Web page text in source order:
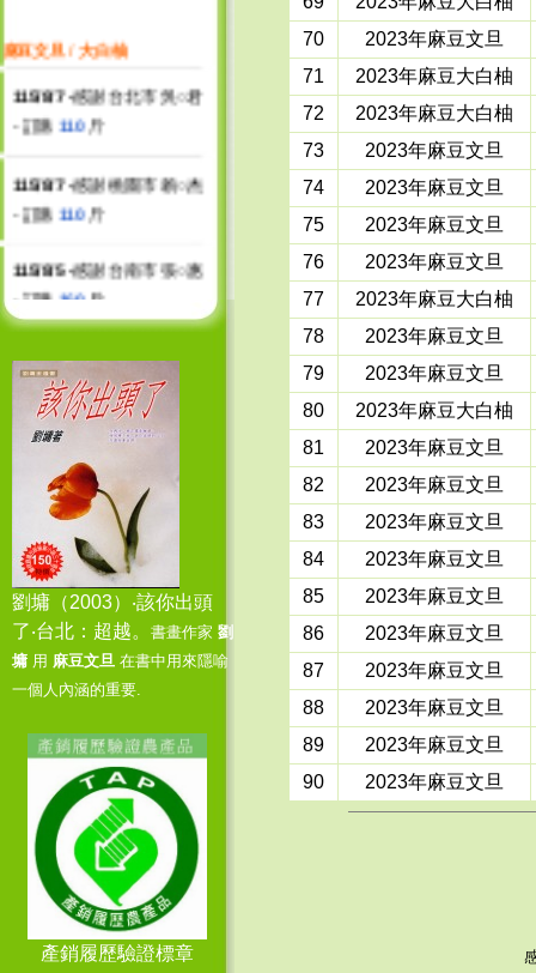
- 訂購110斤
- 訂購110斤
- 訂購160斤
購70斤
114/10/12 - 感謝 吳○坤 - 訂
114/9/11 -感謝 台北市 黃○○
婦產科 - 訂購
1060
114/9/11 -感謝 張○東 - 訂購
60 斤
114/9/10 -感謝 吳○坤 - 訂購
114/9/9 -感謝 吳○君 - 訂購
斤
114/9/8 - 感謝 倪○立 - 訂購
斤
114/9/6 -感謝 顏○芳 - 訂購
劉墉（2003）‧該你出頭
了‧台北：超越。 書畫作家 劉
墉 用 麻豆文旦 在書中用來隱喻
一個人內涵的重要.
產銷履歷驗證標章
70
2023年麻豆文旦
71
2023年麻豆大白柚
72
2023年麻豆大白柚
73
2023年麻豆文旦
74
2023年麻豆文旦
75
2023年麻豆文旦
76
2023年麻豆文旦
77
2023年麻豆大白柚
78
2023年麻豆文旦
79
2023年麻豆文旦
80
2023年麻豆大白柚
81
2023年麻豆文旦
82
2023年麻豆文旦
83
2023年麻豆文旦
84
2023年麻豆文旦
85
2023年麻豆文旦
86
2023年麻豆文旦
87
2023年麻豆文旦
88
2023年麻豆文旦
89
2023年麻豆文旦
90
2023年麻豆文旦